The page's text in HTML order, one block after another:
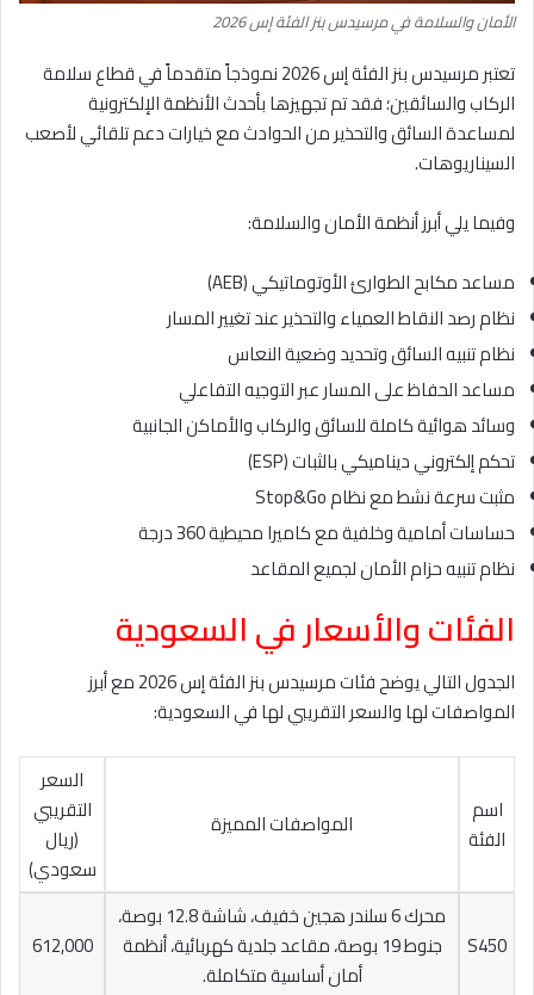
الأمان والسلامة في مرسيدس بنز الفئة إس 2026
تعتبر مرسيدس بنز الفئة إس 2026 نموذجاً متقدماً في قطاع سلامة
الركاب والسائقين؛ فقد تم تجهيزها بأحدث الأنظمة الإلكترونية
لمساعدة السائق والتحذير من الحوادث مع خيارات دعم تلقائي لأصعب
السيناريوهات.
وفيما يلي أبرز أنظمة الأمان والسلامة:
مساعد مكابح الطوارئ الأوتوماتيكي (AEB)
نظام رصد النقاط العمياء والتحذير عند تغيير المسار
نظام تنبيه السائق وتحديد وضعية النعاس
مساعد الحفاظ على المسار عبر التوجيه التفاعلي
وسائد هوائية كاملة للسائق والركاب والأماكن الجانبية
تحكم إلكتروني ديناميكي بالثبات (ESP)
مثبت سرعة نشط مع نظام Stop&Go
حساسات أمامية وخلفية مع كاميرا محيطية 360 درجة
نظام تنبيه حزام الأمان لجميع المقاعد
الفئات والأسعار في السعودية
الجدول التالي يوضح فئات مرسيدس بنز الفئة إس 2026 مع أبرز
المواصفات لها والسعر التقريبي لها في السعودية:
اسم
الفئة
المواصفات المميزة
السعر
التقريبي
(ريال
سعودي)
S450
محرك 6 سلندر هجين خفيف، شاشة 12.8 بوصة،
جنوط 19 بوصة، مقاعد جلدية كهربائية، أنظمة
أمان أساسية متكاملة.
612,000